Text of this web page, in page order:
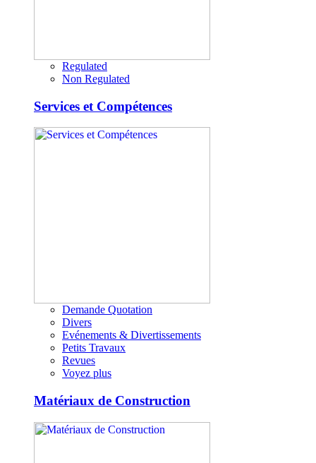
Regulated
Non Regulated
Services et Compétences
Demande Quotation
Divers
Evénements & Divertissements
Petits Travaux
Revues
Voyez plus
Matériaux de Construction